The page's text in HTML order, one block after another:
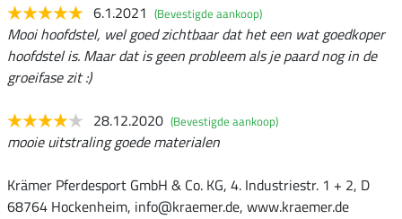
6.1.2021 (Bevestigde aankoop)
Mooi hoofdstel, wel goed zichtbaar dat het een wat goedkoper
hoofdstel is. Maar dat is geen probleem als je paard nog in de
groeifase zit :)
28.12.2020 (Bevestigde aankoop)
mooie uitstraling goede materialen
Krämer Pferdesport GmbH & Co. KG, 4. Industriestr. 1 + 2, D
68764 Hockenheim, info@kraemer.de, www.kraemer.de